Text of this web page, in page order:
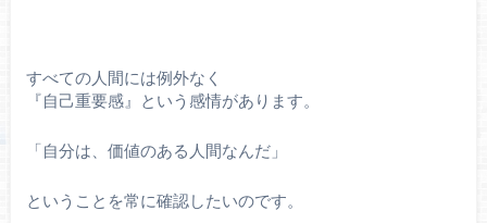
すべての人間には例外なく
『自己重要感』という感情があります。
「自分は、価値のある人間なんだ」
ということを常に確認したいのです。